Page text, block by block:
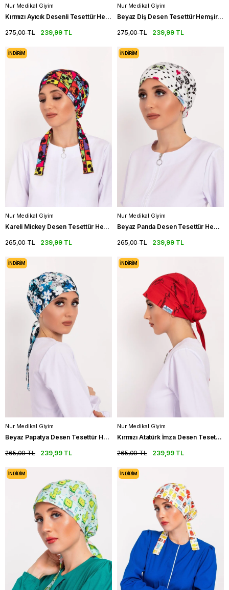
Nur Medikal Giyim
Kırmızı Ayıcık Desenli Tesettür Hemşire Bonesi Doktor Cerrahi Bone
239,99 TL
275,00 TL
Nur Medikal Giyim
Beyaz Diş Desen Tesettür Hemşire Bonesi Doktor Hekim Cerrahi Bone
239,99 TL
275,00 TL
Nur Medikal Giyim
Kareli Mickey Desen Tesettür Hemşire Bonesi Doktor Cerrahi Bone
239,99 TL
265,00 TL
İNDIRIM
Nur Medikal Giyim
Beyaz Panda Desen Tesettür Hemşire Bonesi Doktor Cerrahi Bone
239,99 TL
265,00 TL
İNDIRIM
Nur Medikal Giyim
Beyaz Papatya Desen Tesettür Hemşire Bonesi Doktor Cerrahi Bone
239,99 TL
265,00 TL
İNDIRIM
Nur Medikal Giyim
Kırmızı Atatürk İmza Desen Tesettür Hemşire Bone Doktor Cerrahi Bone
239,99 TL
265,00 TL
İNDIRIM
İNDIRIM İNDIRIM